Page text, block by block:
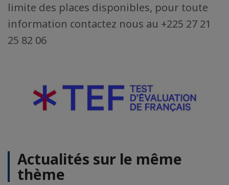
limite des places disponibles, pour toute
information contactez nous au +225 27 21
25 82 06
Actualités sur le même
thème